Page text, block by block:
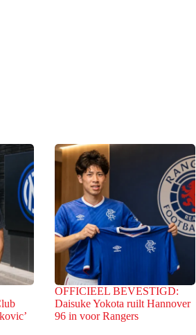
OFFICIEEL BEVESTIGD:
Daisuke Yokota ruilt Hannover
96 in voor Rangers